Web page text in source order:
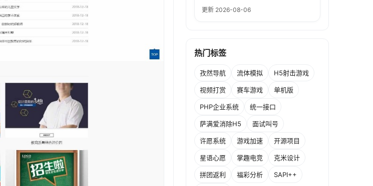
更新 2026-08-06
热门标签
孜然导航 流体模拟 H5射击游戏
视频打赏 赛车游戏 单机版
PHP企业系统 统一接口
萨满爱消除H5 面试叫号
许愿系统 游戏加速 开源项目
星语心愿 掌趣电竞 克米设计
拼团返利 福彩分析 SAPI++